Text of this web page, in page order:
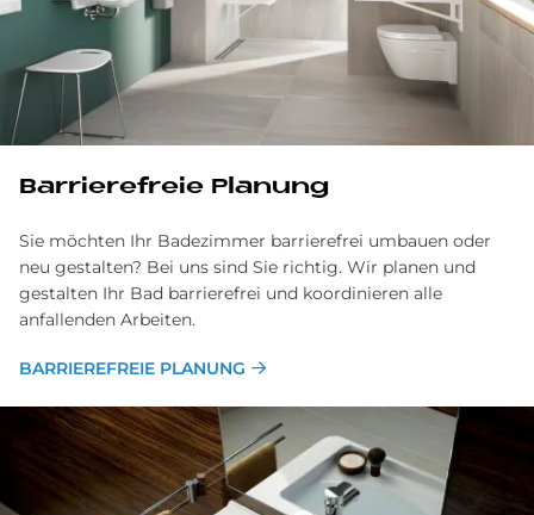
Barrierefreie Planung
Sie möchten Ihr Badezimmer barrierefrei umbauen oder
neu gestalten? Bei uns sind Sie richtig. Wir planen und
gestalten Ihr Bad barrierefrei und koordinieren alle
anfallenden Arbeiten.
BARRIEREFREIE PLANUNG